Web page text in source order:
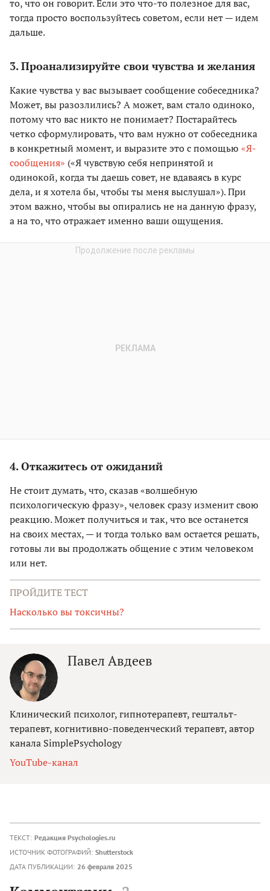
то, что он говорит. Если это что-то полезное для вас,
тогда просто воспользуйтесь советом, если нет — идем
дальше.
3. Проанализируйте свои чувства и желания
Какие чувства у вас вызывает сообщение собеседника?
Может, вы разозлились? А может, вам стало одиноко,
потому что вас никто не понимает? Постарайтесь
четко сформулировать, что вам нужно от собеседника
в конкретный момент, и выразите это с помощью «Я-
сообщения» («Я чувствую себя непринятой и
одинокой, когда ты даешь совет, не вдаваясь в курс
дела, и я хотела бы, чтобы ты меня выслушал»). При
этом важно, чтобы вы опирались не на данную фразу,
а на то, что отражает именно ваши ощущения.
4. Откажитесь от ожиданий
Не стоит думать, что, сказав «волшебную
психологическую фразу», человек сразу изменит свою
реакцию. Может получиться и так, что все останется
на своих местах, — и тогда только вам остается решать,
готовы ли вы продолжать общение с этим человеком
или нет.
ПРОЙДИТЕ ТЕСТ
Насколько вы токсичны?
Павел Авдеев
Клинический психолог, гипнотерапевт, гештальт-
терапевт, когнитивно-поведенческий терапевт, автор
канала SimplePsychology
YouTube-канал
ТЕКСТ: Редакция Psychologies.ru
ИСТОЧНИК ФОТОГРАФИЙ: Shutterstock
ДАТА ПУБЛИКАЦИИ: 26 февраля 2025